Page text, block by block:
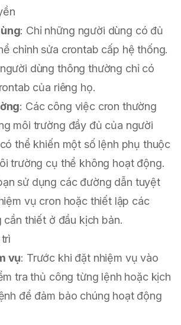
: Chỉ những người dùng có đủ
chỉnh sửa crontab cấp hệ thống.
dùng thông thường chỉ có
của riêng họ.
: Các công việc cron thường
môi trường đầy đủ của người
thể khiến một số lệnh phụ thuộc
trường cụ thể không hoạt động.
sử dụng các đường dẫn tuyệt
vụ cron hoặc thiết lập các
cần thiết ở đầu kịch bản.
vụ: Trước khi đặt nhiệm vụ vào
tra thủ công từng lệnh hoặc kịch
để đảm bảo chúng hoạt động